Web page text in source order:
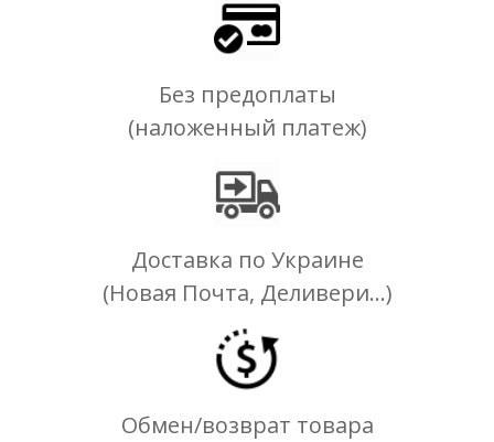
Без предоплаты
(наложенный платеж)
Доставка по Украине
(Новая Почта, Деливери...)
Обмен/возврат товара